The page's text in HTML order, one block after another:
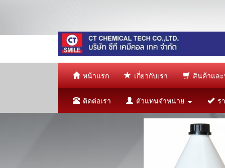
หน้าแรก เกี่ยวกับเรา สินค้าแล
ติดต่อเรา ตัวแทนจำหน่าย ร